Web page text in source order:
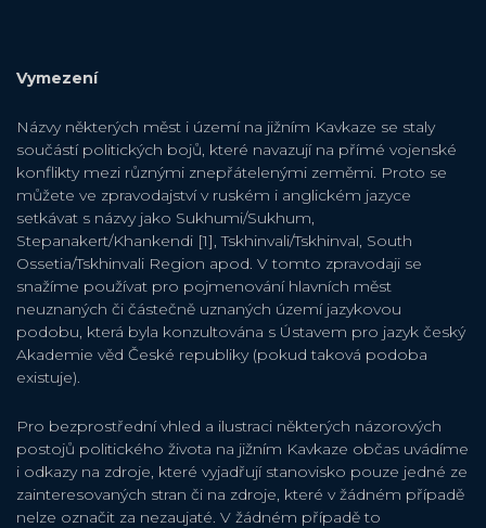
Vymezení
Názvy některých měst i území na jižním Kavkaze se staly
součástí politických bojů, které navazují na přímé vojenské
konflikty mezi různými znepřátelenými zeměmi. Proto se
můžete ve zpravodajství v ruském i anglickém jazyce
setkávat s názvy jako Sukhumi/Sukhum,
Stepanakert/Khankendi [1], Tskhinvali/Tskhinval, South
Ossetia/Tskhinvali Region apod. V tomto zpravodaji se
snažíme používat pro pojmenování hlavních měst
neuznaných či částečně uznaných území jazykovou
podobu, která byla konzultována s Ústavem pro jazyk český
Akademie věd České republiky (pokud taková podoba
existuje).
Pro bezprostřední vhled a ilustraci některých názorových
postojů politického života na jižním Kavkaze občas uvádíme
i odkazy na zdroje, které vyjadřují stanovisko pouze jedné ze
zainteresovaných stran či na zdroje, které v žádném případě
nelze označit za nezaujaté. V žádném případě to